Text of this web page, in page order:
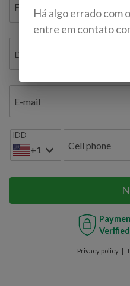
Full name
Document ID / VAT / TAX
E-mail
IDD
+1 Cell phone
Privacy policy
Há algo errado com
entre em contato